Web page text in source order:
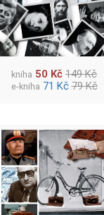
kniha 50 Kč 149 Kč
e-kniha 71 Kč 79 Kč